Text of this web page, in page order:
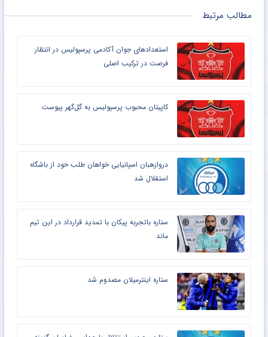
مطالب مرتبط
استعدادهای جوان آکادمی پرسپولیس در انتظار
فرصت در ترکیب اصلی
کاپیتان محبوب پرسپولیس به گل‌گهر پیوست
دروازهبان اسپانیایی خواهان طلب خود از باشگاه
استقلال شد
ستاره باتجربه پیکان با تمدید قرارداد در این تیم
ماند
ستاره اینترمیلان مصدوم شد